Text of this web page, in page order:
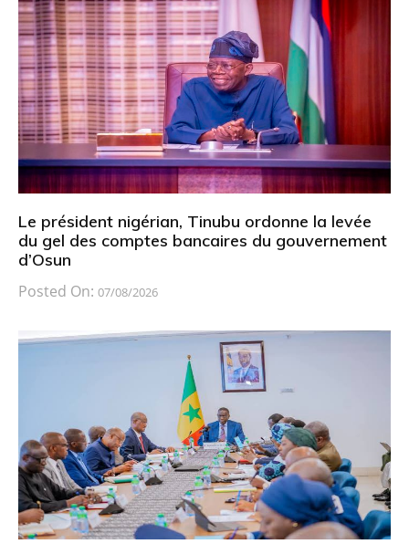
Le président nigérian, Tinubu ordonne la levée
du gel des comptes bancaires du gouvernement
d’Osun
Posted On: 07/08/2026